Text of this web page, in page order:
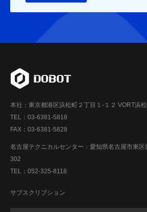
本社：東京都港区浜松町２丁目１-１２ VORT浜
TEL：03-6381-5818
FAX：03-6381-5828
名古屋テクニカルセンター：愛知県名古屋市東区
302
TEL：052-325-8118
サブスクリプション